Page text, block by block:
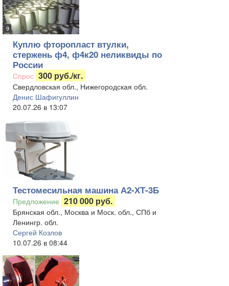
9
Куплю фторопласт втулки,
стержень ф4, ф4к20 неликвиды по
России
Спрос 300 руб./кг.
Свердловская обл., Нижегородская обл.
Денис Шафигуллин
20.07.26 в 13:07
Тестомесильная машина А2-ХТ-3Б
Предложение 210 000 руб.
Брянская обл., Москва и Моск. обл., СПб и
Ленингр. обл.
Сергей Козлов
10.07.26 в 08:44